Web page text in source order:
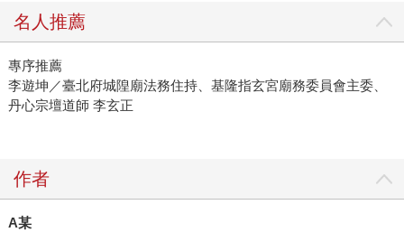
名人推薦
專序推薦
李遊坤／臺北府城隍廟法務住持、基隆指玄宮廟務委員會主委、
丹心宗壇道師 李玄正
作者
A某